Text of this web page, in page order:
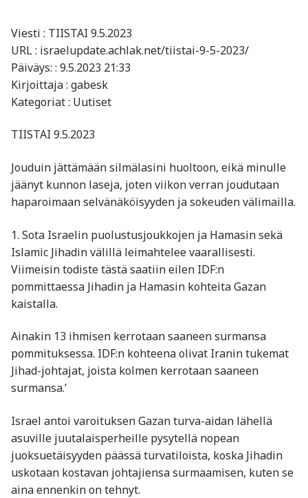
Viesti : TIISTAI 9.5.2023
URL : israelupdate.achlak.net/tiistai-9-5-2023/
Päiväys: : 9.5.2023 21:33
Kirjoittaja : gabesk
Kategoriat : Uutiset
TIISTAI 9.5.2023
Jouduin jättämään silmälasini huoltoon, eikä minulle
jäänyt kunnon laseja, joten viikon verran joudutaan
haparoimaan selvänäköisyyden ja sokeuden välimailla.
1. Sota Israelin puolustusjoukkojen ja Hamasin sekä
Islamic Jihadin välillä leimahtelee vaarallisesti.
Viimeisin todiste tästä saatiin eilen IDF:n
pommittaessa Jihadin ja Hamasin kohteita Gazan
kaistalla.
Ainakin 13 ihmisen kerrotaan saaneen surmansa
pommituksessa. IDF:n kohteena olivat Iranin tukemat
Jihad-johtajat, joista kolmen kerrotaan saaneen
surmansa.’
Israel antoi varoituksen Gazan turva-aidan lähellä
asuville juutalaisperheille pysytellä nopean
juoksuetäisyyden päässä turvatiloista, koska Jihadin
uskotaan kostavan johtajiensa surmaamisen, kuten se
aina ennenkin on tehnyt.